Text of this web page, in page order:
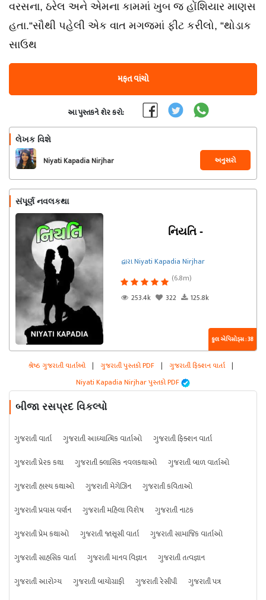
વરસના, ઠરેલ અને એમના કામમાં ખુબ જ હોંશિયાર માણસ
હતા.“સૌથી પહેલી એક વાત મગજમાં ફીટ કરીલો, “થોડાક
સાઉથ
મફત વાંચો
આ પુસ્તકને શેર કરો:
લેખક વિશે
Niyati Kapadia Nirjhar અનુસરો
સંપૂર્ણ નવલકથા
નિયતિ -
દ્વારા Niyati Kapadia Nirjhar
(6.8m)
253.4k
322 125.8k
કુલ એપિસોડ્સ : 38
શ્રેષ્ઠ ગુજરાતી વાર્તાઓ | ગુજરાતી પુસ્તકો PDF | ગુજરાતી ફિક્શન વાર્તા |
Niyati Kapadia Nirjhar પુસ્તકો PDF
બીજા રસપ્રદ વિકલ્પો
ગુજરાતી વાર્તા ગુજરાતી આધ્યાત્મિક વાર્તાઓ
ગુજરાતી ફિક્શન વાર્તા
ગુજરાતી પ્રેરક કથા
ગુજરાતી ક્લાસિક નવલકથાઓ
ગુજરાતી બાળ વાર્તાઓ
ગુજરાતી હાસ્ય કથાઓ
ગુજરાતી મેગેઝિન
ગુજરાતી કવિતાઓ
ગુજરાતી પ્રવાસ વર્ણન
ગુજરાતી મહિલા વિશેષ
ગુજરાતી નાટક
ગુજરાતી પ્રેમ કથાઓ
ગુજરાતી જાસૂસી વાર્તા
ગુજરાતી સામાજિક વાર્તાઓ
ગુજરાતી સાહસિક વાર્તા
ગુજરાતી માનવ વિજ્ઞાન
ગુજરાતી તત્વજ્ઞાન
ગુજરાતી આરોગ્ય
ગુજરાતી બાયોગ્રાફી ગુજરાતી રેસીપી
ગુજરાતી પત્ર